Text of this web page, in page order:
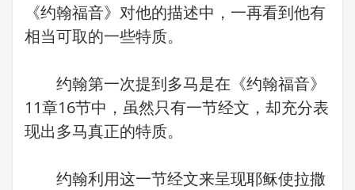
《约翰福音》对他的描述中，一再看到他有
相当可取的一些特质。
约翰第一次提到多马是在《约翰福音》
11章16节中，虽然只有一节经文，却充分表
现出多马真正的特质。
约翰利用这一节经文来呈现耶稣使拉撒